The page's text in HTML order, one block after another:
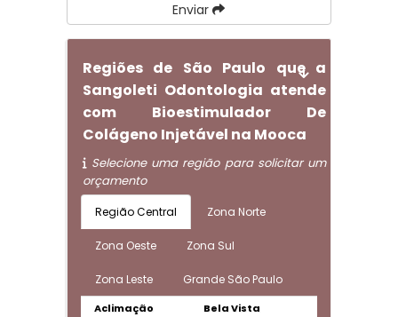
Enviar
Regiões de São Paulo que a
Sangoleti Odontologia atende
com Bioestimulador De
Colágeno Injetável na Mooca
Selecione uma região para solicitar um
orçamento
Região Central Zona Norte
Zona Oeste Zona Sul
Zona Leste Grande São Paulo
Aclimação
Bela Vista